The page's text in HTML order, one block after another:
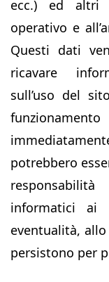
ecc.) ed altri
operativo e
Questi dati
ricavare
sull’uso del
potrebbero
informatici ai
eventualità,
persistono per